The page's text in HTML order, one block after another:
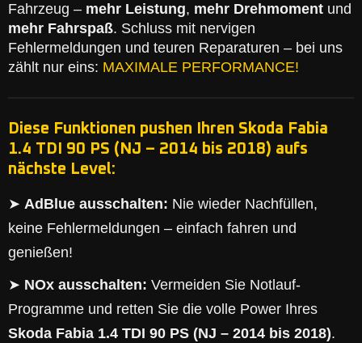
Fahrzeug – mehr Leistung, mehr Drehmoment und
mehr Fahrspaß. Schluss mit nervigen
Fehlermeldungen und teuren Reparaturen – bei uns
zählt nur eins: MAXIMALE PERFORMANCE!
Diese Funktionen pushen Ihren Skoda Fabia
1.4 TDI 90 PS (NJ – 2014 bis 2018) aufs
nächste Level:
➤ AdBlue ausschalten: Nie wieder Nachfüllen,
keine Fehlermeldungen – einfach fahren und
genießen!
➤ NOx ausschalten: Vermeiden Sie Notlauf-
Programme und retten Sie die volle Power Ihres
Skoda Fabia 1.4 TDI 90 PS (NJ – 2014 bis 2018).